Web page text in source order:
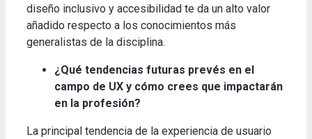
diseño inclusivo y accesibilidad te da un alto valor
añadido respecto a los conocimientos más
generalistas de la disciplina.
¿Qué tendencias futuras prevés en el
campo de UX y cómo crees que impactarán
en la profesión?
La principal tendencia de la experiencia de usuario